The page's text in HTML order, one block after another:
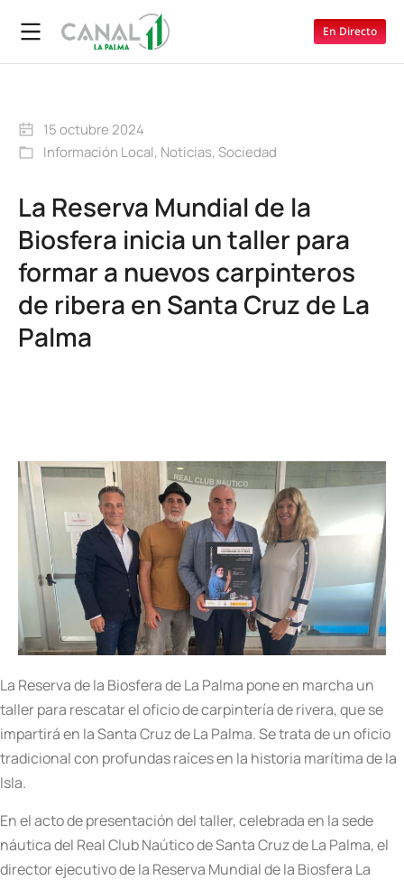
En Directo
15 octubre 2024
Información Local, Noticias, Sociedad
La Reserva Mundial de la
Biosfera inicia un taller para
formar a nuevos carpinteros
de ribera en Santa Cruz de La
Palma
La Reserva de la Biosfera de La Palma pone en marcha un
taller para rescatar el oficio de carpintería de rivera, que se
impartirá en la Santa Cruz de La Palma. Se trata de un oficio
tradicional con profundas raíces en la historia marítima de la
Isla.
En el acto de presentación del taller, celebrada en la sede
náutica del Real Club Naútico de Santa Cruz de La Palma, el
director ejecutivo de la Reserva Mundial de la Biosfera La